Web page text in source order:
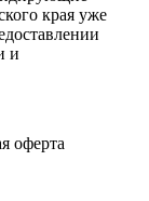
края уже
и
оферта